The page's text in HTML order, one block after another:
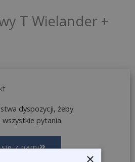
T Wielander +
dyspozycji, żeby
pytania.
z nami
×